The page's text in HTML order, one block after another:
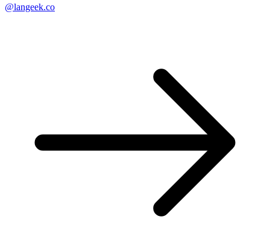
@langeek.co